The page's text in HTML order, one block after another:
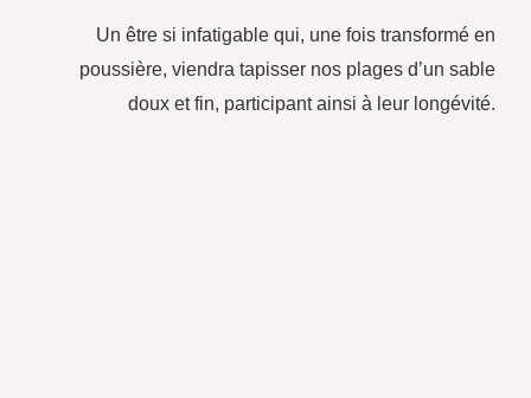
Un être si infatigable qui, une fois transformé en
poussière, viendra tapisser nos plages d’un sable
doux et fin, participant ainsi à leur longévité.